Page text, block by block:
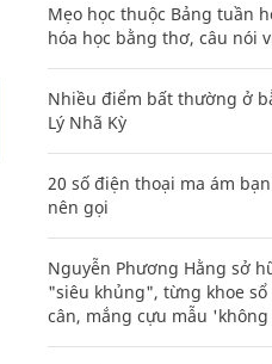
Mẹo học thuộc Bảng tuần
hóa học bằng thơ, câu nói
Nhiều điểm bất thường ở
Lý Nhã Kỳ
20 số điện thoại ma ám
nên gọi
Nguyễn Phương Hằng sở
"siêu khủng", từng khoe
cân, mắng cựu mẫu